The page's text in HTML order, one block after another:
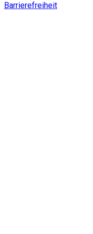
Barrierefreiheit